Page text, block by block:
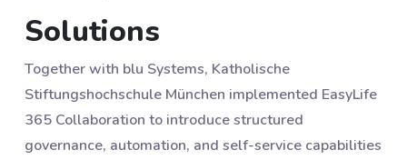
Solutions
Together with blu Systems, Katholische
Stiftungshochschule München implemented EasyLife
365 Collaboration to introduce structured
governance, automation, and self-service capabilities